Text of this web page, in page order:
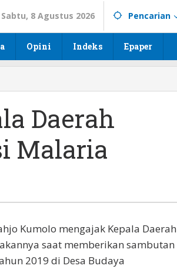
Sabtu, 8 Agustus 2026 Pencarian
Opini Indeks Epaper
Daerah
Malaria
Kumolo mengajak Kepala Daerah
saat memberikan sambutan
2019 di Desa Budaya